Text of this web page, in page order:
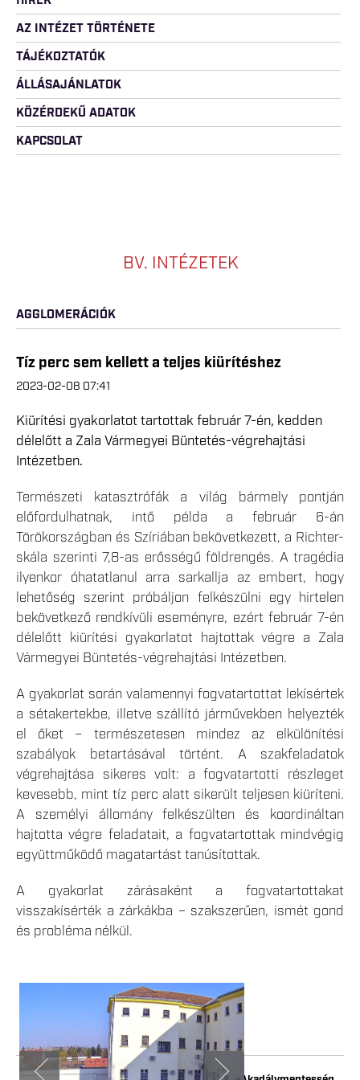
AZ INTÉZET TÖRTÉNETE
TÁJÉKOZTATÓK
ÁLLÁSAJÁNLATOK
KÖZÉRDEKŰ ADATOK
KAPCSOLAT
BV. INTÉZETEK
AGGLOMERÁCIÓK
Tíz perc sem kellett a teljes kiürítéshez
2023-02-08 07:41
Kiürítési gyakorlatot tartottak február 7-én, kedden
délelőtt a Zala Vármegyei Büntetés-végrehajtási
Intézetben.
Természeti katasztrófák a világ bármely pontján
előfordulhatnak, intő példa a február 6-án
Törökországban és Szíriában bekövetkezett, a Richter-
skála szerinti 7,8-as erősségű földrengés. A tragédia
ilyenkor óhatatlanul arra sarkallja az embert, hogy
lehetőség szerint próbáljon felkészülni egy hirtelen
bekövetkező rendkívüli eseményre, ezért február 7-én
délelőtt kiürítési gyakorlatot hajtottak végre a Zala
Vármegyei Büntetés-végrehajtási Intézetben.
A gyakorlat során valamennyi fogvatartottat lekísértek
a sétakertekbe, illetve szállító járművekben helyezték
el őket – természetesen mindez az elkülönítési
szabályok betartásával történt. A szakfeladatok
végrehajtása sikeres volt: a fogvatartotti részleget
kevesebb, mint tíz perc alatt sikerült teljesen kiüríteni.
A személyi állomány felkészülten és koordináltan
hajtotta végre feladatait, a fogvatartottak mindvégig
együttműködő magatartást tanúsítottak.
A gyakorlat zárásaként a fogvatartottakat
visszakísérték a zárkákba – szakszerűen, ismét gond
és probléma nélkül.